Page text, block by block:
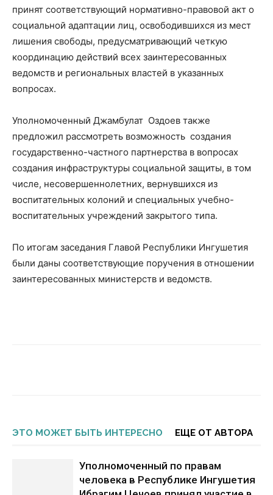
принят соответствующий нормативно-правовой акт о
социальной адаптации лиц, освободившихся из мест
лишения свободы, предусматривающий четкую
координацию действий всех заинтересованных
ведомств и региональных властей в указанных
вопросах.
Уполномоченный Джамбулат Оздоев также
предложил рассмотреть возможность создания
государственно-частного партнерства в вопросах
создания инфраструктуры социальной защиты, в том
числе, несовершеннолетних, вернувшихся из
воспитательных колоний и специальных учебно-
воспитательных учреждений закрытого типа.
По итогам заседания Главой Республики Ингушетия
были даны соответствующие поручения в отношении
заинтересованных министерств и ведомств.
ЭТО МОЖЕТ БЫТЬ ИНТЕРЕСНО ЕЩЕ ОТ АВТОРА
Уполномоченный по правам
человека в Республике Ингушетия